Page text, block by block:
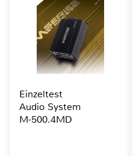
Einzeltest
Audio System
M-500.4MD